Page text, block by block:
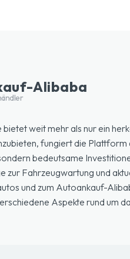
Alibaba
weit mehr als nur ein
fungiert die
bedeutsame
zur Fahrzeugwartung und
und zum Autoankauf-
Aspekte rund um